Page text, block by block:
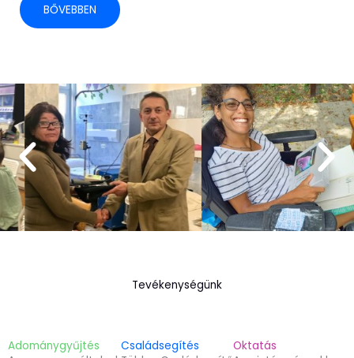
BŐVEBBEN
Tevékenységünk
Adománygyűjtés
Családsegítés
Oktatás